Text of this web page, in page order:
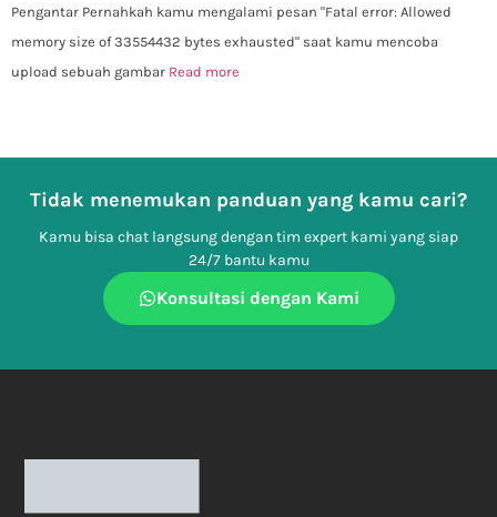
Pengantar Pernahkah kamu mengalami pesan "Fatal error: Allowed
memory size of 33554432 bytes exhausted" saat kamu mencoba
upload sebuah gambar Read more
Tidak menemukan panduan yang kamu cari?
Kamu bisa chat langsung dengan tim expert kami yang siap
24/7 bantu kamu
Konsultasi dengan Kami